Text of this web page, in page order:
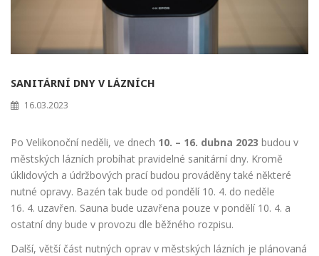
SANITÁRNÍ DNY V LÁZNÍCH
16.03.2023
Po Velikonoční neděli, ve dnech 10. – 16. dubna 2023 budou v
městských lázních probíhat pravidelné sanitární dny. Kromě
úklidových a údržbových prací budou prováděny také některé
nutné opravy. Bazén tak bude od pondělí 10. 4. do neděle
16. 4. uzavřen. Sauna bude uzavřena pouze v pondělí 10. 4. a
ostatní dny bude v provozu dle běžného rozpisu.
Další, větší část nutných oprav v městských lázních je plánovaná